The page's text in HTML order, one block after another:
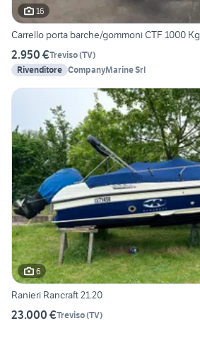
16
Carrello porta barche/gommoni CTF 1000 Kg
2.950 €Treviso(TV)
Rivenditore CompanyMarine Srl
6
Ranieri Rancraft 21.20
23.000 €Treviso(TV)